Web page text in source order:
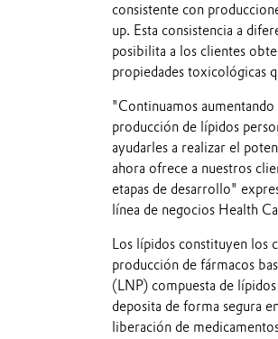
consistente con
up. Esta consistencia a
posibilita a los clientes
propiedades toxicológicas
"Continuamos
producción de lípidos
ayudarles a realizar el
ahora ofrece a nuestros
etapas de desarrollo"
línea de negocios Health
Los lípidos constituyen los
producción de fármacos
(LNP) compuesta de
deposita de forma segura
liberación de